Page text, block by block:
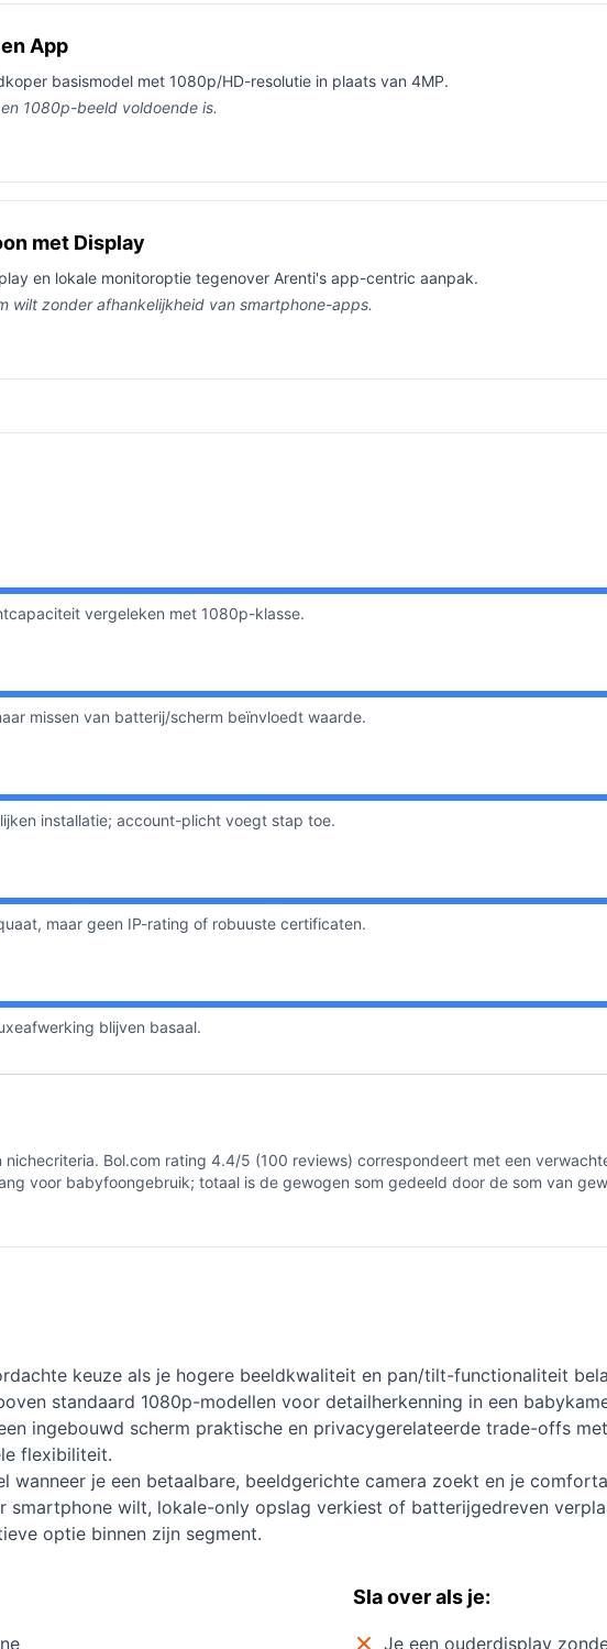
App
basismodel met 1080p/HD-resolutie in plaats van 4MP.
1080p-beeld voldoende is.
met Display
en lokale monitoroptie tegenover Arenti's app-centric aanpak.
wilt zonder afhankelijkheid van smartphone-apps.
vergeleken met 1080p-klasse.
missen van batterij/scherm beïnvloedt waarde.
installatie; account-plicht voegt stap toe.
maar geen IP-rating of robuuste certificaten.
blijven basaal.
Bol.com rating 4.4/5 (100 reviews) correspondeert met een
voor babyfoongebruik; totaal is de gewogen som gedeeld door de som van
keuze als je hogere beeldkwaliteit en pan/tilt-functionaliteit
standaard 1080p-modellen voor detailherkenning in een
ingebouwd scherm praktische en privacygerelateerde trade-offs
flexibiliteit.
wanneer je een betaalbare, beeldgerichte camera zoekt en je
smartphone wilt, lokale-only opslag verkiest of batterijgedreven
optie binnen zijn segment.
Sla over als je:
Je een ouderdisplay